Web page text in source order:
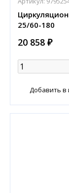
25/60-180
20 858 ₽
Добавить в